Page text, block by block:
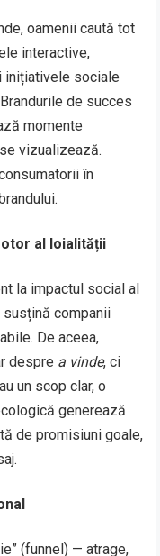
oamenii caută tot
interactive,
inițiativele sociale
de succes
momente
vizualizează.
în
al loialității
la impactul social al
susțină companii
De aceea,
despre a vinde, ci
un scop clar, o
generează
de promisiuni goale,
(funnel) — atrage,